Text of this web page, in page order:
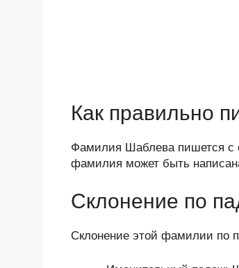
Как правильно
Фамилия Шаблева пишется с
фамилия может быть
Склонение по
Склонение этой фамилии по